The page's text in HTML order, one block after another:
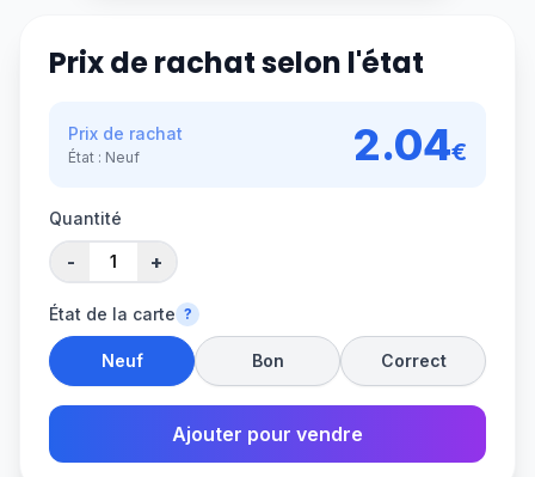
Prix de rachat selon l'état
Prix de rachat
État : Neuf 2.04€
Quantité
- +
État de la carte ?
Neuf Bon Correct
Ajouter pour vendre